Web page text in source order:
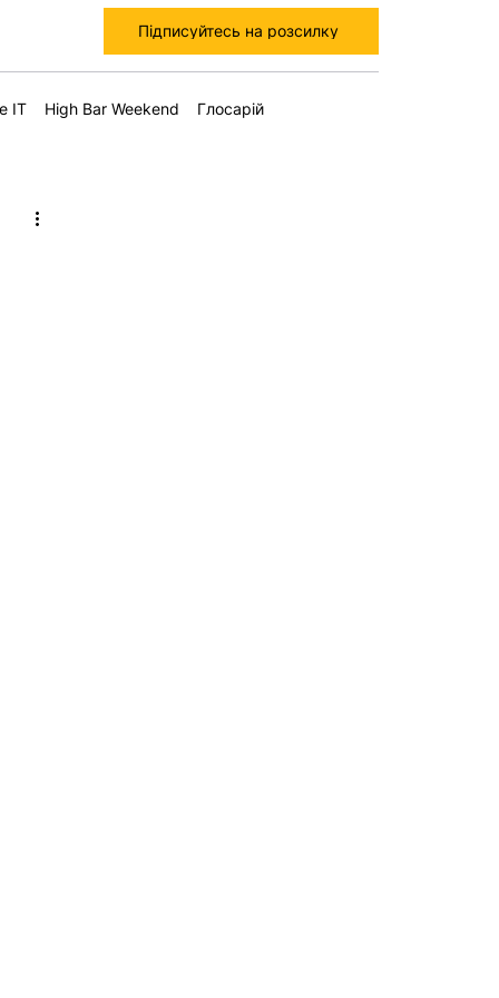
Підписуйтесь на розсилку
IT High Bar Weekend Глосарій